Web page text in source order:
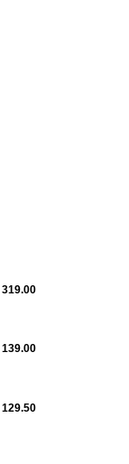
319.00
139.00
129.50